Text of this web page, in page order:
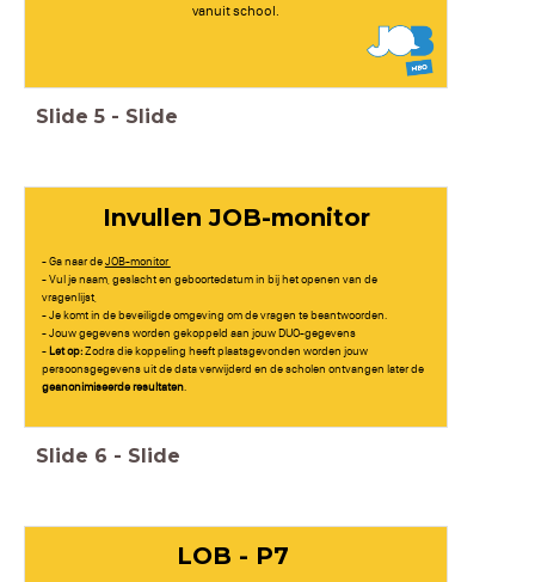
vanuit school.
Slide 5 - Slide
Invullen JOB-monitor
- Ga naar deJOB-monitor
- Vul je naam, geslacht en geboortedatum in bij het openen van de
vragenlijst,
- Je komt in de beveiligde omgeving om de vragen te beantwoorden.
- Jouw gegevens worden gekoppeld aan jouw DUO-gegevens
-Let op:Zodra die koppeling heeft plaatsgevonden worden jouw
persoonsgegevens uit de data verwijderd en de scholen ontvangen later de
geanonimiseerde resultaten.
Slide 6 - Slide
LOB - P7